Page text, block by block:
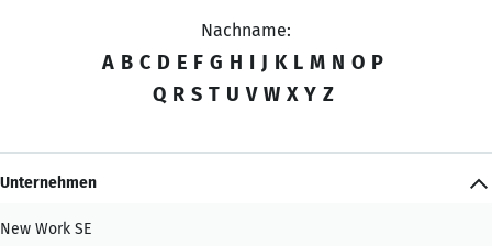
Nachname:
A B C D E F G H I J K L M N O P
Q R S T U V W X Y Z
Unternehmen
New Work SE